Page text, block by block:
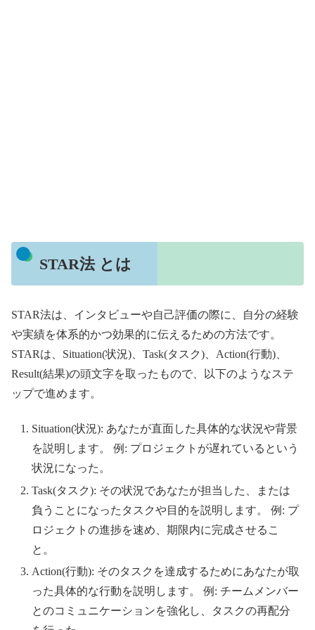
STAR法 とは
STAR法は、インタビューや自己評価の際に、自分の経験
や実績を体系的かつ効果的に伝えるための方法です。
STARは、Situation(状況)、Task(タスク)、Action(行動)、
Result(結果)の頭文字を取ったもので、以下のようなステ
ップで進めます。
Situation(状況): あなたが直面した具体的な状況や背景
を説明します。 例: プロジェクトが遅れているという
状況になった。
Task(タスク): その状況であなたが担当した、または
負うことになったタスクや目的を説明します。 例: プ
ロジェクトの進捗を速め、期限内に完成させるこ
と。
Action(行動): そのタスクを達成するためにあなたが取
った具体的な行動を説明します。 例: チームメンバー
とのコミュニケーションを強化し、タスクの再配分